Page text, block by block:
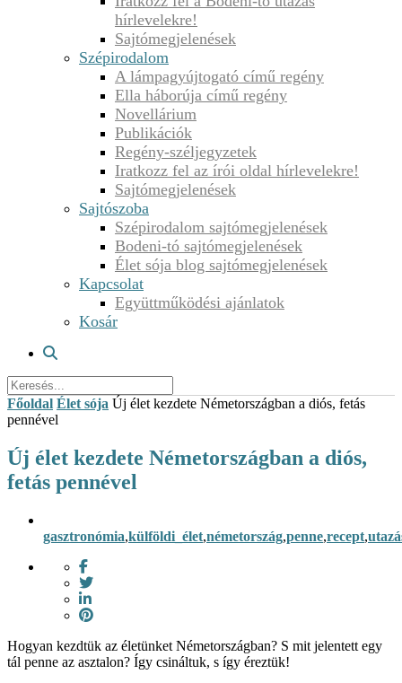
hírlevelekre!
Sajtómegjelenések
Szépirodalom
A lámpagyújtogató című regény
Ella háborúja című regény
Novellárium
Publikációk
Regény-széljegyzetek
Iratkozz fel az írói oldal hírlevelekre!
Sajtómegjelenések
Sajtószoba
Szépirodalom sajtómegjelenések
Bodeni-tó sajtómegjelenések
Élet sója blog sajtómegjelenések
Kapcsolat
Együttműködési ajánlatok
Kosár
Főoldal Élet sója Új élet kezdete Németországban a diós, fetás
pennével
Új élet kezdete Németországban a diós,
fetás pennével
gasztronómia,külföldi_élet,németország,penne,recept,
Hogyan kezdtük az életünket Németországban? S mit jelentett egy
tál penne az asztalon? Így csináltuk, s így éreztük!